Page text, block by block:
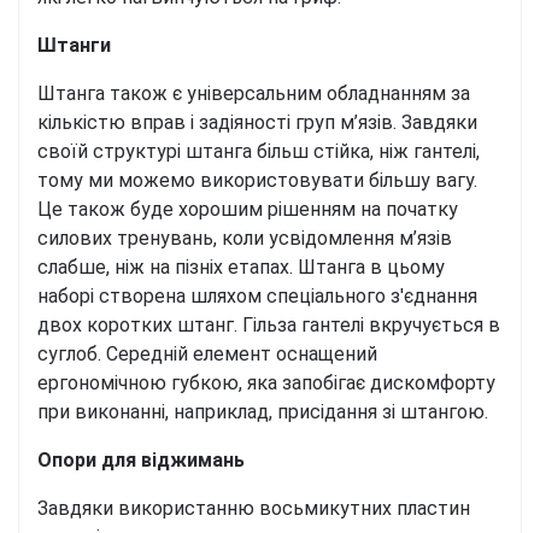
Штанги
Штанга також є універсальним обладнанням за
кількістю вправ і задіяності груп м’язів. Завдяки
своїй структурі штанга більш стійка, ніж гантелі,
тому ми можемо використовувати більшу вагу.
Це також буде хорошим рішенням на початку
силових тренувань, коли усвідомлення м’язів
слабше, ніж на пізніх етапах. Штанга в цьому
наборі створена шляхом спеціального з'єднання
двох коротких штанг. Гільза гантелі вкручується в
суглоб. Середній елемент оснащений
ергономічною губкою, яка запобігає дискомфорту
при виконанні, наприклад, присідання зі штангою.
Опори для віджимань
Завдяки використанню восьмикутних пластин